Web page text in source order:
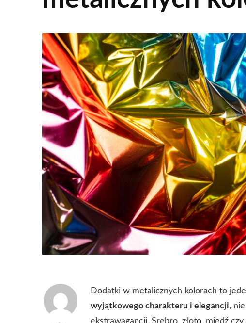
Dodatki w metalicznych kolorach to
wyjątkowego charakteru i elegancji,
ekstrawagancji. Srebro, złoto, miedź